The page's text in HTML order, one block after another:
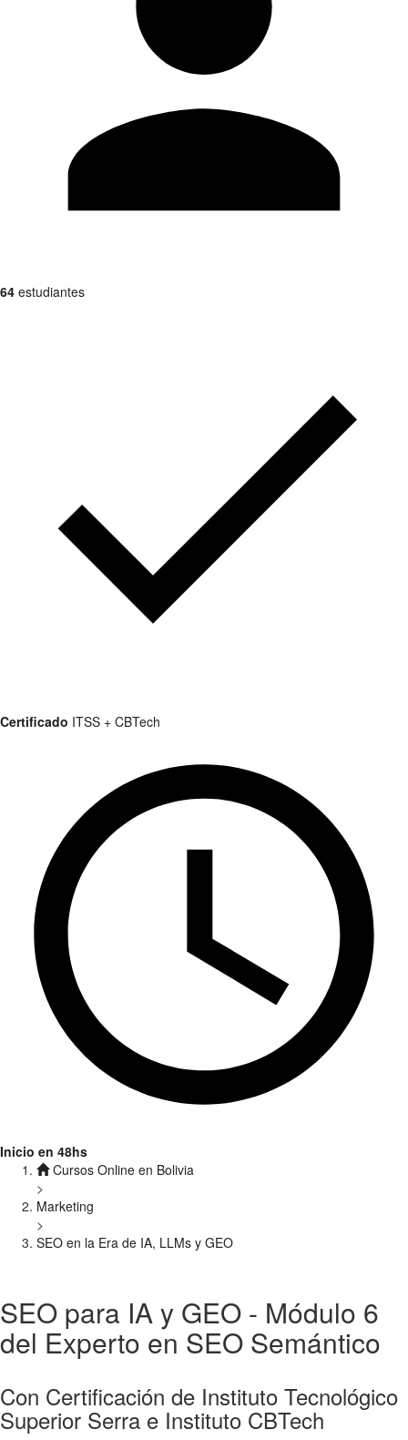
64 estudiantes
Certificado ITSS + CBTech
Inicio en 48hs
Cursos Online en Bolivia
>
Marketing
>
SEO en la Era de IA, LLMs y GEO
SEO para IA y GEO - Módulo 6
del Experto en SEO Semántico
Con Certificación de Instituto Tecnológico
Superior Serra e Instituto CBTech